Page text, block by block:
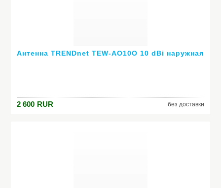
Антенна TRENDnet TEW-AO10O 10 dBi наружная
2 600 RUR без доставки